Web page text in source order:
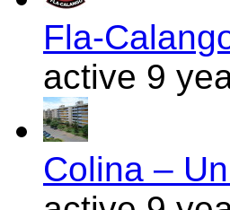
Fla-
active 9
Colina –